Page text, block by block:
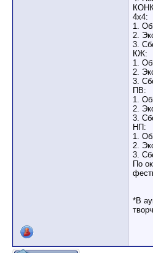
4х4:
1.
2.
3.
КЖ:
1.
2.
3.
ПВ:
1.
2.
3.
НП:
1.
2.
3.
По
*В